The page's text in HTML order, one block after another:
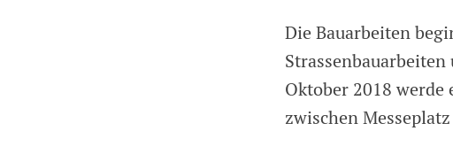
Die Bauarbeiten
Strassenbauarbeiten
Oktober 2018 werde
zwischen